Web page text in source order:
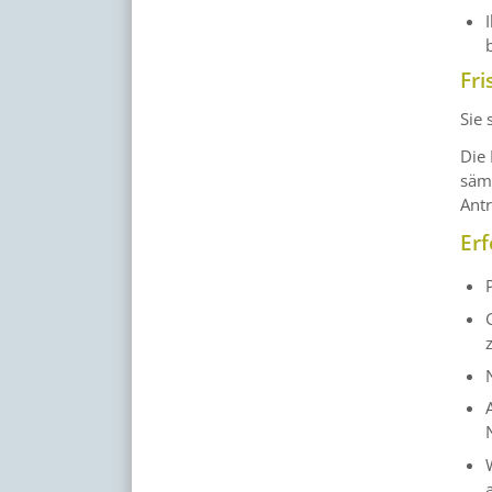
Sie
Die